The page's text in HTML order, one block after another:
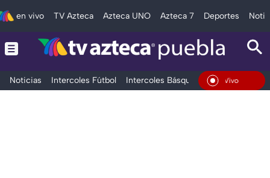
en vivo TV Azteca Azteca UNO Azteca 7 Deportes
Noticias Intercoles Fútbol Intercoles Básquetbol Deportes
En Vivo